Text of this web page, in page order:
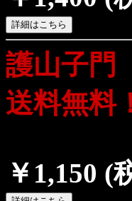
護山子
送料無料
￥1,150 (